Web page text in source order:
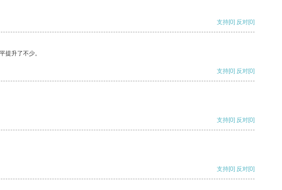
支持[0] 反对[0]
提升了不少。
支持[0] 反对[0]
支持[0] 反对[0]
支持[0] 反对[0]